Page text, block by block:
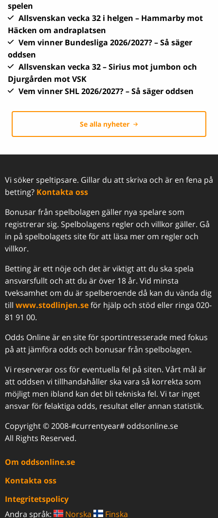
spelen
Allsvenskan vecka 32 i helgen – Hammarby mot
Häcken om andraplatsen
Vem vinner Bundesliga 2026/2027? – Så säger
oddsen
Allsvenskan vecka 32 – Sirius mot jumbon och
Djurgården mot VSK
Vem vinner SHL 2026/2027? – Så säger oddsen
Se alla nyheter
Vi söker speltipsare. Gillar du att skriva och är en fena på
betting? Kontakta oss
Bonusar från spelbolagen gäller nya spelare som
registrerar sig. Spelbolagens regler och villkor gäller. Gå
in på spelbolagets site för att läsa mer om regler och
villkor.
Betting är ett nöje och det är viktigt att du ska spela
ansvarsfullt och att du är över 18 år. Vid minsta
tveksamhet om du är spelberoende då kan du vända dig
till www.stodlinjen.seför hjälp och stöd eller ringa 020-
81 91 00.
Odds Online är en site för sportintresserade med fokus
på att jämföra odds och bonusar från spelbolagen.
Vi reserverar oss för eventuella fel på siten. Vårt mål är
att oddsen vi tillhandahåller ska vara så korrekta som
möjligt men ibland kan det bli tekniska fel. Vi tar inget
ansvar för felaktiga odds, resultat eller annan statistik.
Copyright © 2008-#currentyear# oddsonline.se
All Rights Reserved.
Om oddsonline.se
Kontakta oss
Integritetspolicy
Andra språk:
Norska Finska